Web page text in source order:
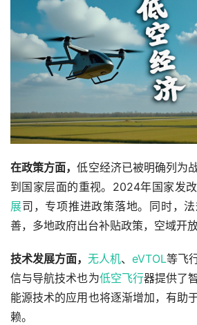
在政策方面，低空经济已被明确列为
到国家层面的重视。2024年国家发
展司，专项推进政策落地。同时，
善，多地政府出台补贴政策，空域开
技术发展方面， 无人机、 eVTOL等飞
信与导航技术也为低空飞行器提供了
能源技术的应用也将逐渐增加，有助
赖。